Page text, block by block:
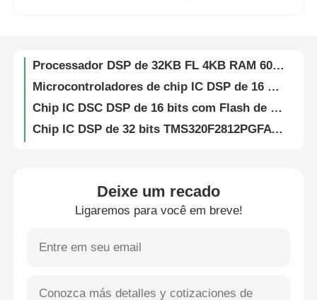
Visita à fábrica
Controle de Qualidade
Casos
FPGA Field Programmable Gate Array
Deixe um recado
Ligaremos para você em breve!